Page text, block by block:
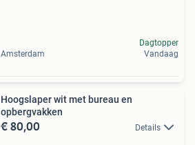
Amsterdam
Dagtopper
Vandaag
Hoogslaper wit met bureau en
opbergvakken
€ 80,00 Details